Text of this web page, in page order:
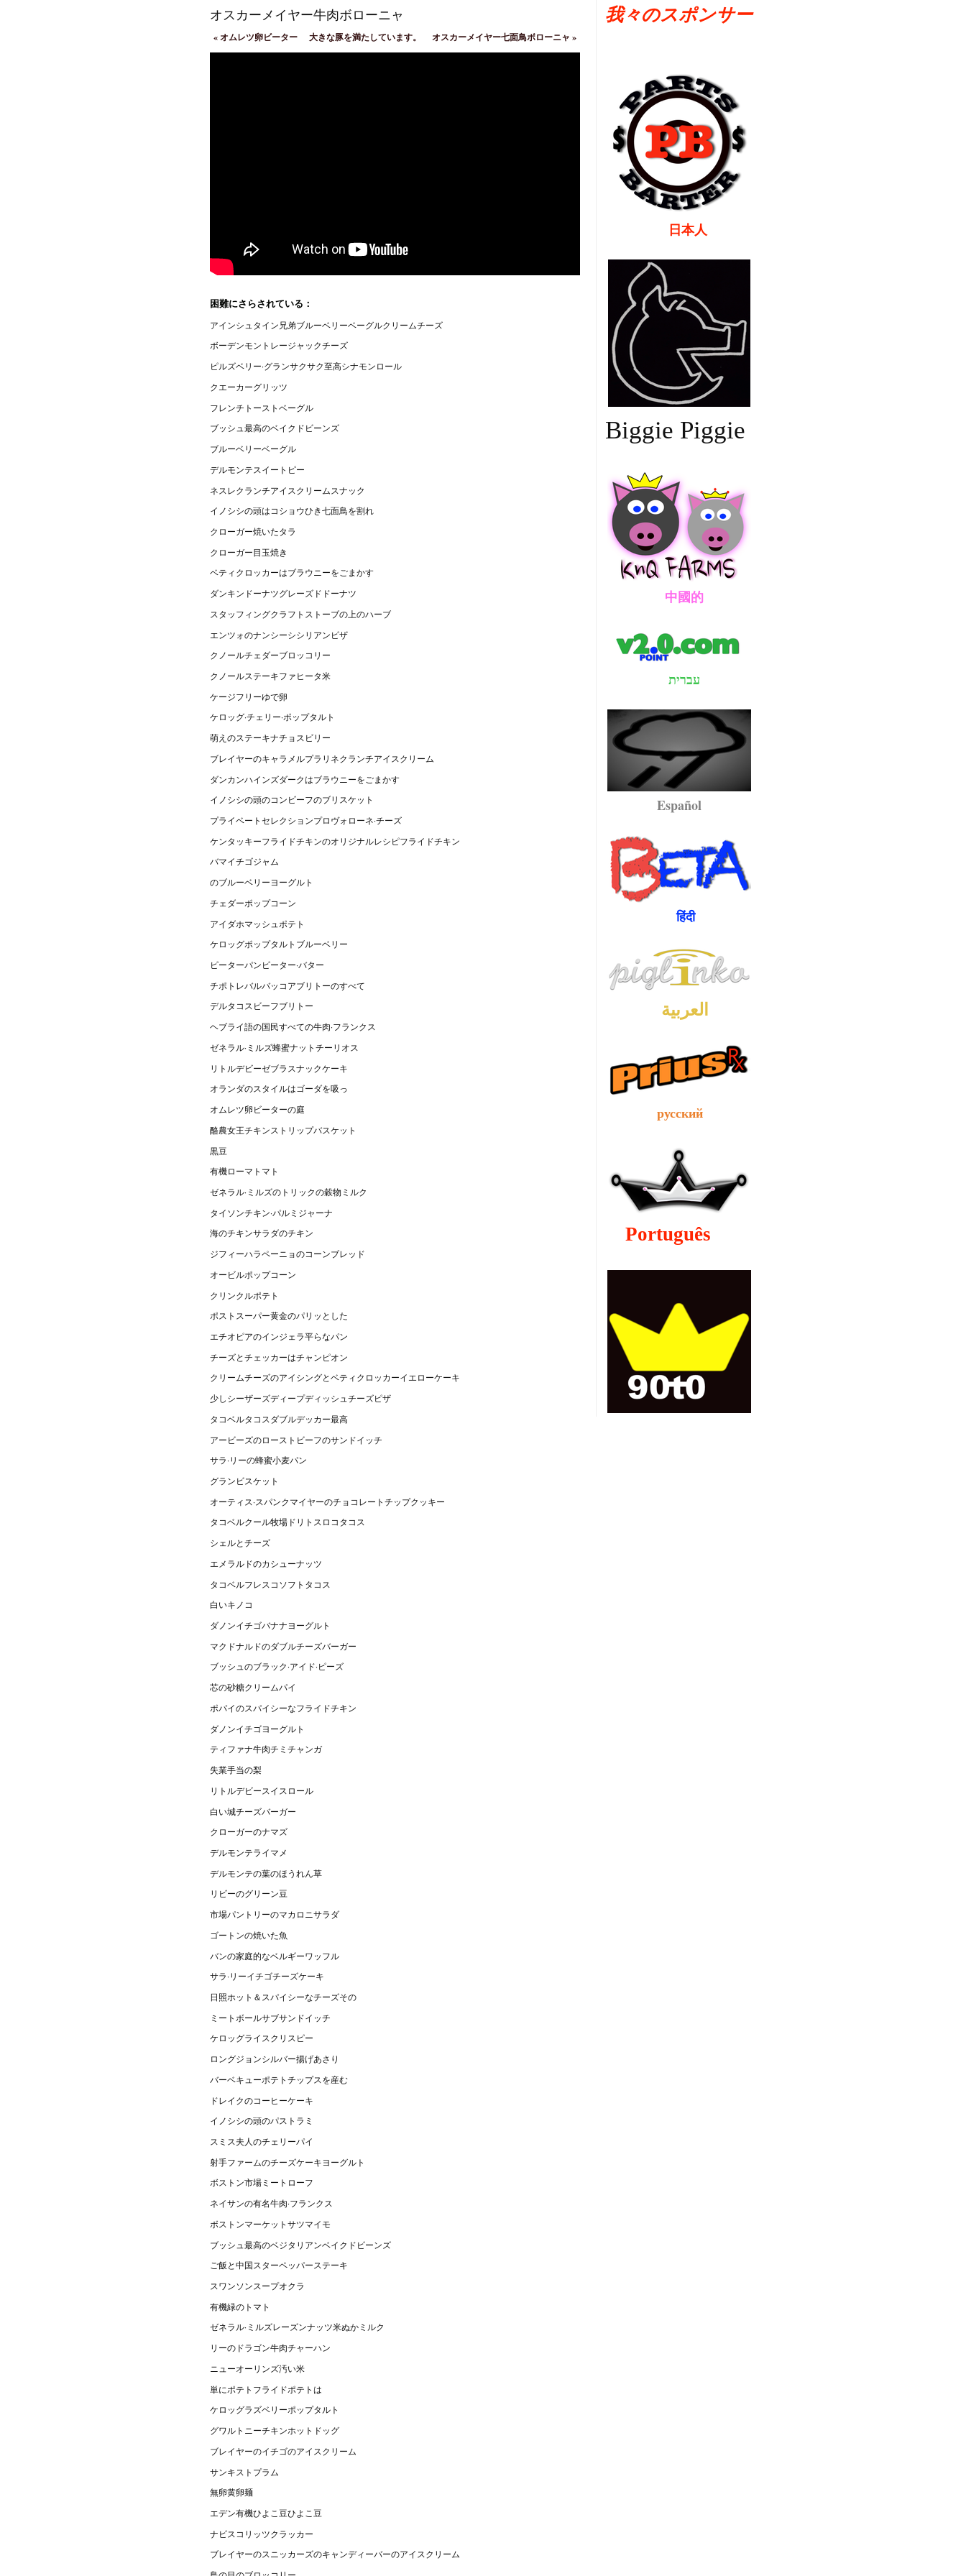
我々のスポンサー
日本人
Biggie Piggie
中國的
עברית
Español
हिंदी
العربية
русский
Português
オスカーメイヤー牛肉ボローニャ
«オムレツ卵ビーター 大きな豚を満たしています。 オスカーメイヤー七面鳥ボローニャ »
困難にさらされている：
アインシュタイン兄弟ブルーベリーベーグルクリームチーズ
ボーデンモントレージャックチーズ
ピルズベリー·グランサクサク至高シナモンロール
クエーカーグリッツ
フレンチトーストベーグル
ブッシュ最高のベイクドビーンズ
ブルーベリーベーグル
デルモンテスイートピー
ネスレクランチアイスクリームスナック
イノシシの頭はコショウひき七面鳥を割れ
クローガー焼いたタラ
クローガー目玉焼き
ベティクロッカーはブラウニーをごまかす
ダンキンドーナツグレーズドドーナツ
スタッフィングクラフトストーブの上のハーブ
エンツォのナンシーシシリアンピザ
クノールチェダーブロッコリー
クノールステーキファヒータ米
ケージフリーゆで卵
ケロッグ·チェリー·ポップタルト
萌えのステーキナチョスビリー
ブレイヤーのキャラメルプラリネクランチアイスクリーム
ダンカンハインズダークはブラウニーをごまかす
イノシシの頭のコンビーフのブリスケット
プライベートセレクションプロヴォローネ·チーズ
ケンタッキーフライドチキンのオリジナルレシピフライドチキン
バマイチゴジャム
のブルーベリーヨーグルト
チェダーポップコーン
アイダホマッシュポテト
ケロッグポップタルトブルーベリー
ピーターパンピーター·バター
チポトレバルバッコアブリトーのすべて
デルタコスビーフブリトー
ヘブライ語の国民すべての牛肉·フランクス
ゼネラル·ミルズ蜂蜜ナットチーリオス
リトルデビーゼブラスナックケーキ
オランダのスタイルはゴーダを吸っ
オムレツ卵ビーターの庭
酪農女王チキンストリップバスケット
黒豆
有機ローマトマト
ゼネラル·ミルズのトリックの穀物ミルク
タイソンチキン·パルミジャーナ
海のチキンサラダのチキン
ジフィーハラペーニョのコーンブレッド
オービルポップコーン
クリンクルポテト
ポストスーパー黄金のパリッとした
エチオピアのインジェラ平らなパン
チーズとチェッカーはチャンピオン
クリームチーズのアイシングとベティクロッカーイエローケーキ
少しシーザーズディープディッシュチーズピザ
タコベルタコスダブルデッカー最高
アービーズのローストビーフのサンドイッチ
サラ·リーの蜂蜜小麦パン
グランビスケット
オーティス·スパンクマイヤーのチョコレートチップクッキー
タコベルクール牧場ドリトスロコタコス
シェルとチーズ
エメラルドのカシューナッツ
タコベルフレスコソフトタコス
白いキノコ
ダノンイチゴバナナヨーグルト
マクドナルドのダブルチーズバーガー
ブッシュのブラック·アイド·ピーズ
芯の砂糖クリームパイ
ポパイのスパイシーなフライドチキン
ダノンイチゴヨーグルト
ティファナ牛肉チミチャンガ
失業手当の梨
リトルデビースイスロール
白い城チーズバーガー
クローガーのナマズ
デルモンテライマメ
デルモンテの葉のほうれん草
リビーのグリーン豆
市場パントリーのマカロニサラダ
ゴートンの焼いた魚
バンの家庭的なベルギーワッフル
サラ·リーイチゴチーズケーキ
日照ホット＆スパイシーなチーズその
ミートボールサブサンドイッチ
ケロッグライスクリスピー
ロングジョンシルバー揚げあさり
バーベキューポテトチップスを産む
ドレイクのコーヒーケーキ
イノシシの頭のパストラミ
スミス夫人のチェリーパイ
射手ファームのチーズケーキヨーグルト
ボストン市場ミートローフ
ネイサンの有名牛肉·フランクス
ボストンマーケットサツマイモ
ブッシュ最高のベジタリアンベイクドビーンズ
ご飯と中国スターペッパーステーキ
スワンソンスープオクラ
有機緑のトマト
ゼネラル·ミルズレーズンナッツ米ぬかミルク
リーのドラゴン牛肉チャーハン
ニューオーリンズ汚い米
単にポテトフライドポテトは
ケロッグラズベリーポップタルト
グワルトニーチキンホットドッグ
ブレイヤーのイチゴのアイスクリーム
サンキストプラム
無卵黄卵麺
エデン有機ひよこ豆ひよこ豆
ナビスコリッツクラッカー
ブレイヤーのスニッカーズのキャンディーバーのアイスクリーム